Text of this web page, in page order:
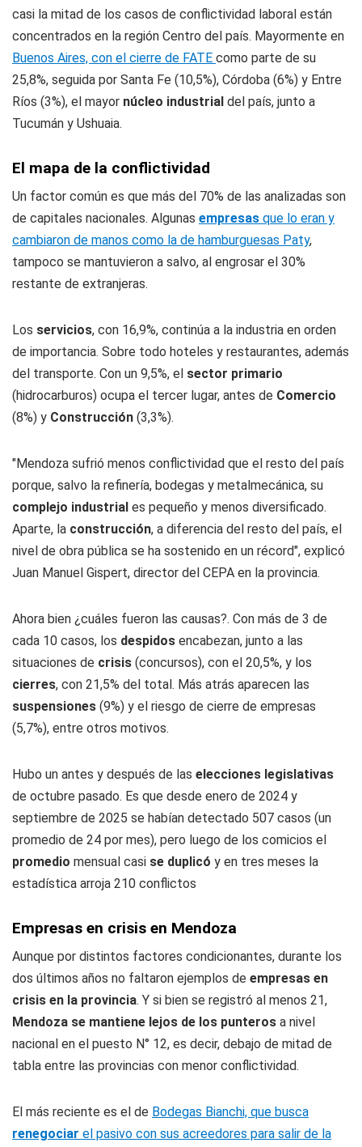
casi la mitad de los casos de conflictividad laboral están
concentrados en la región Centro del país. Mayormente en
Buenos Aires, con el cierre de FATE como parte de su
25,8%, seguida por Santa Fe (10,5%), Córdoba (6%) y Entre
Ríos (3%), el mayor núcleo industrial del país, junto a
Tucumán y Ushuaia.
El mapa de la conflictividad
Un factor común es que más del 70% de las analizadas son
de capitales nacionales. Algunas empresas que lo eran y
cambiaron de manos como la de hamburguesas Paty,
tampoco se mantuvieron a salvo, al engrosar el 30%
restante de extranjeras.
Los servicios, con 16,9%, continúa a la industria en orden
de importancia. Sobre todo hoteles y restaurantes, además
del transporte. Con un 9,5%, el sector primario
(hidrocarburos) ocupa el tercer lugar, antes de Comercio
(8%) y Construcción (3,3%).
"Mendoza sufrió menos conflictividad que el resto del país
porque, salvo la refinería, bodegas y metalmecánica, su
complejo industrial es pequeño y menos diversificado.
Aparte, la construcción, a diferencia del resto del país, el
nivel de obra pública se ha sostenido en un récord", explicó
Juan Manuel Gispert, director del CEPA en la provincia.
Ahora bien ¿cuáles fueron las causas?. Con más de 3 de
cada 10 casos, los despidos encabezan, junto a las
situaciones de crisis (concursos), con el 20,5%, y los
cierres, con 21,5% del total. Más atrás aparecen las
suspensiones (9%) y el riesgo de cierre de empresas
(5,7%), entre otros motivos.
Hubo un antes y después de las elecciones legislativas
de octubre pasado. Es que desde enero de 2024 y
septiembre de 2025 se habían detectado 507 casos (un
promedio de 24 por mes), pero luego de los comicios el
promedio mensual casi se duplicó y en tres meses la
estadística arroja 210 conflictos
Empresas en crisis en Mendoza
Aunque por distintos factores condicionantes, durante los
dos últimos años no faltaron ejemplos de empresas en
crisis en la provincia. Y si bien se registró al menos 21,
Mendoza se mantiene lejos de los punteros a nivel
nacional en el puesto N° 12, es decir, debajo de mitad de
tabla entre las provincias con menor conflictividad.
El más reciente es el de Bodegas Bianchi, que busca
renegociar el pasivo con sus acreedores para salir de la